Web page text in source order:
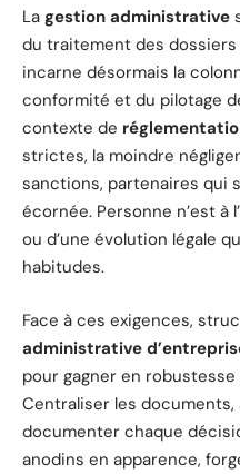
La gestion administrative
du traitement des dossiers
incarne désormais la
conformité et du pilotage
contexte de
strictes, la moindre
sanctions, partenaires qui
écornée. Personne n’est à
ou d’une évolution légale
habitudes.
Face à ces exigences,
administrative
pour gagner en
Centraliser les
documenter chaque
anodins en apparence,